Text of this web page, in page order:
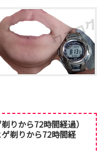
りから72時間経過）
剃りから72時間経